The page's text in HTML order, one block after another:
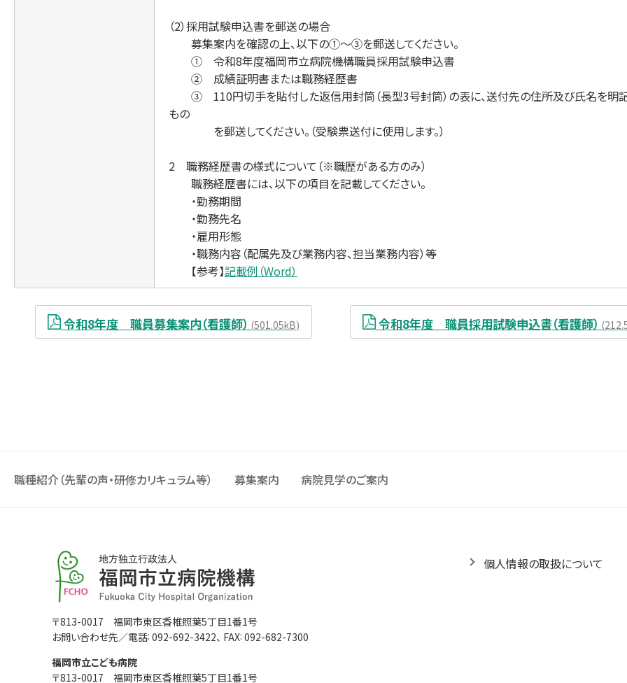
（2）採用試験申込書を郵送の場合
募集案内を確認の上、以下の①～③を郵送してください。
① 令和8年度福岡市立病院機構職員採用試験申込書
② 成績証明書または職務経歴書
③ 110円切手を貼付した返信用封筒（長型3号封筒）の表に、送付先の住所及び氏名を明
もの
を郵送してください。（受験票送付に使用します。）
2 職務経歴書の様式について（※職歴がある方のみ）
職務経歴書には、以下の項目を記載してください。
・勤務期間
・勤務先名
・雇用形態
・職務内容（配属先及び業務内容、担当業務内容）等
【参考】記載例（Word）
令和8年度 職員募集案内（看護師） 501.05kB 令和8年度 職員採用試験申込書（看護師）
職種紹介（先輩の声・研修カリキュラム等） 募集案内 病院見学のご案内
福
岡
市
院
機
福
岡
立
〒813-0017 福岡市東区香椎照葉5丁目1番1号
お問い合わせ先／電話: 092-692-3422、 FAX: 092-682-7300
福岡市立こども病院
〒813-0017 福岡市東区香椎照葉5丁目1番1号
個人情報の取扱について